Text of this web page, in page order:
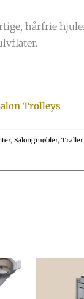
hårfrie
Trolleys
, Salongmøbler, Traller